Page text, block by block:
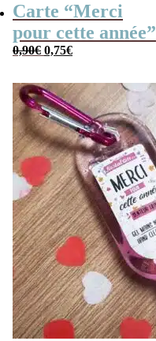
Carte “Merci
pour cette année”
0,90€ Le
prix
0,90€.
0,75€Le
prix
0,75€.